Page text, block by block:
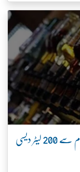
منشیات فروشوں کیخلاف کریک ڈاؤن، گودام سے 200 لیٹر دیسی